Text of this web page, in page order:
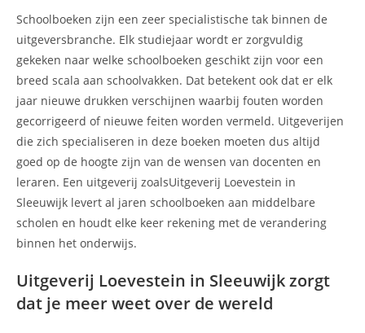
Schoolboeken zijn een zeer specialistische tak binnen de
uitgeversbranche. Elk studiejaar wordt er zorgvuldig
gekeken naar welke schoolboeken geschikt zijn voor een
breed scala aan schoolvakken. Dat betekent ook dat er elk
jaar nieuwe drukken verschijnen waarbij fouten worden
gecorrigeerd of nieuwe feiten worden vermeld. Uitgeverijen
die zich specialiseren in deze boeken moeten dus altijd
goed op de hoogte zijn van de wensen van docenten en
leraren. Een uitgeverij zoalsUitgeverij Loevestein in
Sleeuwijk levert al jaren schoolboeken aan middelbare
scholen en houdt elke keer rekening met de verandering
binnen het onderwijs.
Uitgeverij Loevestein in Sleeuwijk zorgt
dat je meer weet over de wereld